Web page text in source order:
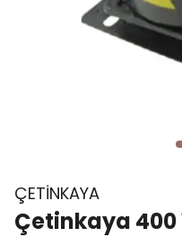
ÇETİNKAYA
Çetinkaya 400